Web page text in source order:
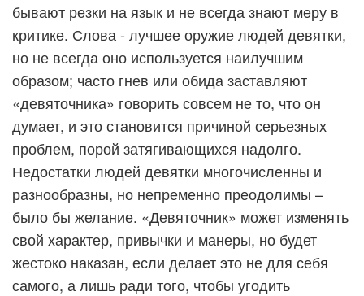
бывают резки на язык и не всегда знают меру в
критике. Слова - лучшее оружие людей девятки,
но не всегда оно используется наилучшим
образом; часто гнев или обида заставляют
«девяточника» говорить совсем не то, что он
думает, и это становится причиной серьезных
проблем, порой затягивающихся надолго.
Недостатки людей девятки многочисленны и
разнообразны, но непременно преодолимы –
было бы желание. «Девяточник» может изменять
свой характер, привычки и манеры, но будет
жестоко наказан, если делает это не для себя
самого, а лишь ради того, чтобы угодить